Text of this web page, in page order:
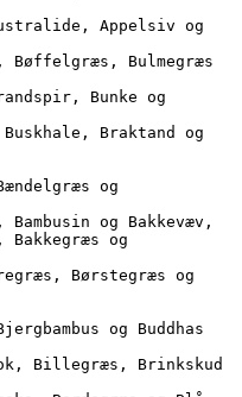
Bambusin og Bakkevæv,